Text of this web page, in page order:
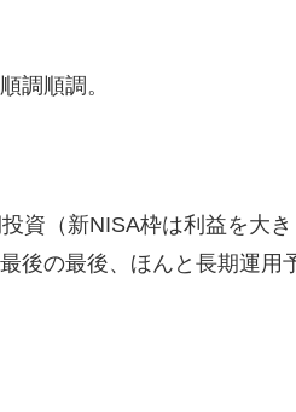
調順調。
資（新NISA枠は利益を大き
後の最後、ほんと長期運用